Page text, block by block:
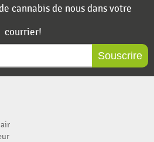
cannabis de nous dans votre
courrier!
Souscrire